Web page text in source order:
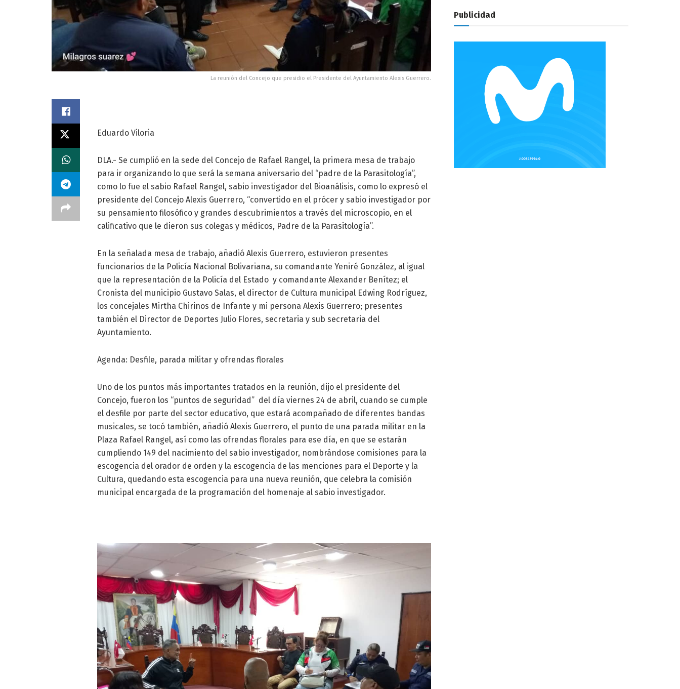
La reunión del Concejo que presidio el Presidente del Ayuntamiento Alexis Guerrero.
Eduardo Viloria
DLA.- Se cumplió en la sede del Concejo de Rafael Rangel, la primera mesa de trabajo
para ir organizando lo que será la semana aniversario del “padre de la Parasitología”,
como lo fue el sabio Rafael Rangel, sabio investigador del Bioanálisis, como lo expresó el
presidente del Concejo Alexis Guerrero, “convertido en el prócer y sabio investigador por
su pensamiento filosófico y grandes descubrimientos a través del microscopio, en el
calificativo que le dieron sus colegas y médicos, Padre de la Parasitología”.
En la señalada mesa de trabajo, añadió Alexis Guerrero, estuvieron presentes
funcionarios de la Policía Nacional Bolivariana, su comandante Yeniré González, al igual
que la representación de la Policía del Estado y comandante Alexander Benítez; el
Cronista del municipio Gustavo Salas, el director de Cultura municipal Edwing Rodríguez,
los concejales Mirtha Chirinos de Infante y mi persona Alexis Guerrero; presentes
también el Director de Deportes Julio Flores, secretaria y sub secretaria del
Ayuntamiento.
Agenda: Desfile, parada militar y ofrendas florales
Uno de los puntos más importantes tratados en la reunión, dijo el presidente del
Concejo, fueron los “puntos de seguridad” del día viernes 24 de abril, cuando se cumple
el desfile por parte del sector educativo, que estará acompañado de diferentes bandas
musicales, se tocó también, añadió Alexis Guerrero, el punto de una parada militar en la
Plaza Rafael Rangel, así como las ofrendas florales para ese día, en que se estarán
cumpliendo 149 del nacimiento del sabio investigador, nombrándose comisiones para la
escogencia del orador de orden y la escogencia de las menciones para el Deporte y la
Cultura, quedando esta escogencia para una nueva reunión, que celebra la comisión
municipal encargada de la programación del homenaje al sabio investigador.
Publicidad